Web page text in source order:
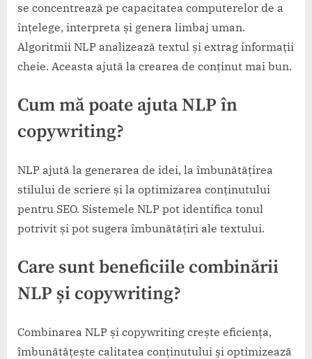
se concentrează pe capacitatea computerelor de a
înțelege, interpreta și genera limbaj uman.
Algoritmii NLP analizează textul și extrag informații
cheie. Aceasta ajută la crearea de conținut mai bun.
Cum mă poate ajuta NLP în
copywriting?
NLP ajută la generarea de idei, la îmbunătățirea
stilului de scriere și la optimizarea conținutului
pentru SEO. Sistemele NLP pot identifica tonul
potrivit și pot sugera îmbunătățiri ale textului.
Care sunt beneficiile combinării
NLP și copywriting?
Combinarea NLP și copywriting crește eficiența,
îmbunătățește calitatea conținutului și optimizează